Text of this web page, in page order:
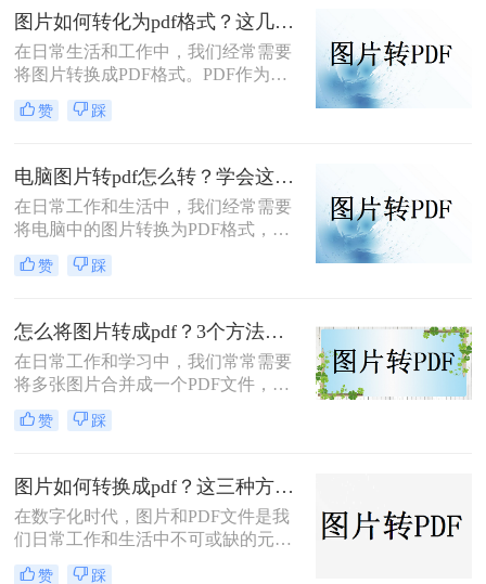
能。本文将介绍几种简单有效的方法
来实现这一转换。
图片如何转化为pdf格式？这几种方法可以一试！
在日常生活和工作中，我们经常需要
将图片转换成PDF格式。PDF作为一
种广泛使用的文件格式，具有跨平台
兼容性好、内容不易被篡改等优点，
档。那么图片如何转化为pdf格式呢？
本文将详细介绍几种将图片转化为
PDF格式的方法，帮助您轻松完成转
换任务。
赞 踩
电脑图片转pdf怎么转？学会这4种方法快速转换！
在日常工作和生活中，我们经常需要
将电脑中的图片转换为PDF格式，以
便于分享、存档或打印。PDF文件因
其跨平台兼容性、安全性和不可编辑
怎么转呢？以下是一篇详细介绍多种
实用方法的文章。
赞 踩
怎么将图片转成pdf？3个方法助你完成转换！
在日常工作和学习中，我们常常需要
将多张图片合并成一个PDF文件，便
于分享、打印或是归档。将图片转换
为PDF不仅能够帮助我们更好地管理
备间保持一致的外观和布局。那么怎
么将图片转成pdf呢？本文将详细介绍
三种简单有效的方法来实现图片转
PDF的转换。
赞 踩
图片如何转换成pdf？这三种方法可轻松完成转换！
在数字化时代，图片和PDF文件是我
们日常工作和生活中不可或缺的元
素。图片以其直观、生动的特点，成
赞 踩